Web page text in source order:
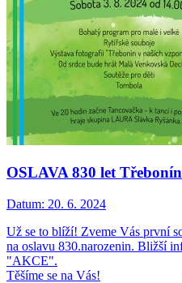
OSLAVA 830 let
Datum: 20. 6. 2024
Už se to blíží! Zveme Vás první
na oslavu 830.narozenin. Bližší
"AKCE".
Těšíme se na Vás!